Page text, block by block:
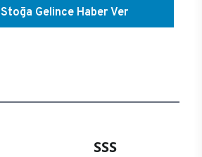
Stoğa Gelince Haber Ver
SSS